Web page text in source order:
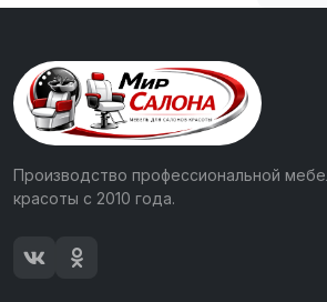
Производство профессиональной
красоты с 2010 года.